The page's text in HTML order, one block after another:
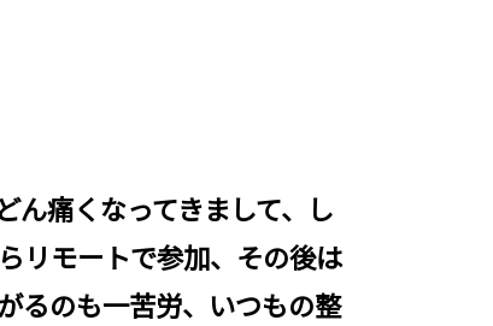
ん痛くなってきまして、し
リモートで参加、その後は
るのも一苦労、いつもの整